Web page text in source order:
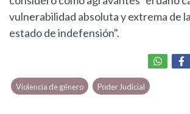
vulnerabilidad absoluta y extrema de
estado de indefensión".
Violencia de género Poder Judicial